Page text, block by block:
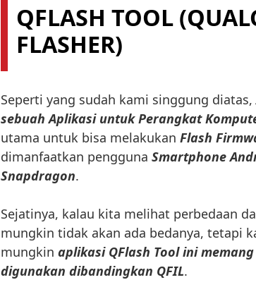
QFLASH TOOL
FLASHER)
Seperti yang sudah kami singgung diatas,
sebuah Aplikasi untuk Perangkat
utama untuk bisa melakukan Flash
dimanfaatkan pengguna Smartphone
Snapdragon.
Sejatinya, kalau kita melihat perbedaan
mungkin tidak akan ada bedanya, tetapi
mungkin aplikasi QFlash Tool ini
digunakan dibandingkan QFIL.